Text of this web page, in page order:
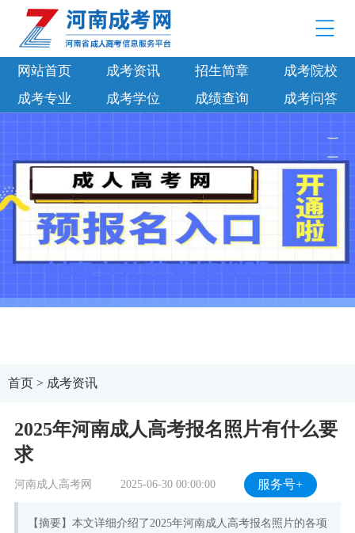
网站首页 成考资讯 招生简章
成考院校
成考专业
成考学位 成绩查询 成考问答
首页> 成考资讯
2025年河南成人高考报名照片有什么要
求
河南成人高考网 2025-06-30 00:00:00 服务号+
【摘要】本文详细介绍了2025年河南成人高考报名照片的各项